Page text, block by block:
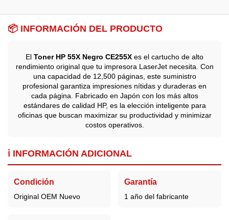
📦 INFORMACIÓN DEL PRODUCTO
El Toner HP 55X Negro CE255X es el cartucho de alto
rendimiento original que tu impresora LaserJet necesita. Con
una capacidad de 12,500 páginas, este suministro
profesional garantiza impresiones nítidas y duraderas en
cada página. Fabricado en Japón con los más altos
estándares de calidad HP, es la elección inteligente para
oficinas que buscan maximizar su productividad y minimizar
costos operativos.
ℹ️ INFORMACIÓN ADICIONAL
Condición
Original OEM Nuevo
Garantía
1 año del fabricante